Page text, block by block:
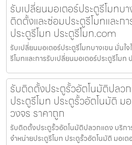
รับเปลี่ยนมอเตอร์ประตูรีโมทบ
ติดตั้งและซ่อมประตูรีโมทและก
ประตูรีโมท ประตูรีโมท.com
รับเปลี่ยนมอเตอร์ประตูรีโมทบางเขน มั่นใ
รีโมทและการรับเปลี่ยนมอเตอร์ประตูรีโมท
รับติดตั้งประตูรั้วอัตโนมัติปลว
ประตูรีโมท ประตูรั้วอัตโนมัติ ม
วงจร ราคาถูก
รับติดตั้งประตูรั้วอัตโนมัติปลวกแดง บริก
จำหน่ายประตูรีโมท ประตูรั้วอัตโนมัติ มอเต